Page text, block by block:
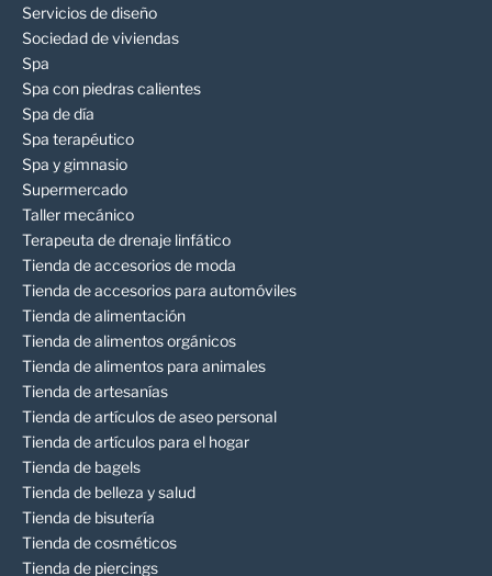
Servicios de diseño
Sociedad de viviendas
Spa
Spa con piedras calientes
Spa de día
Spa terapéutico
Spa y gimnasio
Supermercado
Taller mecánico
Terapeuta de drenaje linfático
Tienda de accesorios de moda
Tienda de accesorios para automóviles
Tienda de alimentación
Tienda de alimentos orgánicos
Tienda de alimentos para animales
Tienda de artesanías
Tienda de artículos de aseo personal
Tienda de artículos para el hogar
Tienda de bagels
Tienda de belleza y salud
Tienda de bisutería
Tienda de cosméticos
Tienda de piercings